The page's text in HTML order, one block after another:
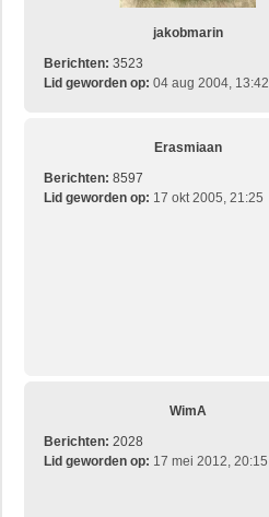
jakobmarin
Berichten: 3523
Lid geworden op: 04 aug 2004, 13:42
Erasmiaan
Berichten: 8597
Lid geworden op: 17 okt 2005, 21:25
WimA
Berichten: 2028
Lid geworden op: 17 mei 2012, 20:15